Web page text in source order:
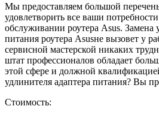
Мы предоставляем большой
удовлетворить все ваши
обслуживании роутера Asus. Замена
питания роутера Asusне вызовет у
сервисной мастерской никаких
штат профессионалов обладает
этой сфере и должной
удлинителя адаптера питания? Вы
Стоимость: